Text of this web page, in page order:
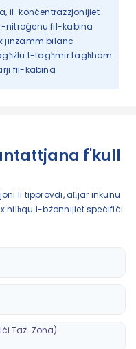
il-konċentrazzjonijiet
fil-kabina
jinżamm bilanċ
t-tagħmir tagħhom
fil-kabina
f'kull
li tipprovdi, aħjar inkunu
nilħqu l-bżonnijiet speċifiċi
Taż-Żona)